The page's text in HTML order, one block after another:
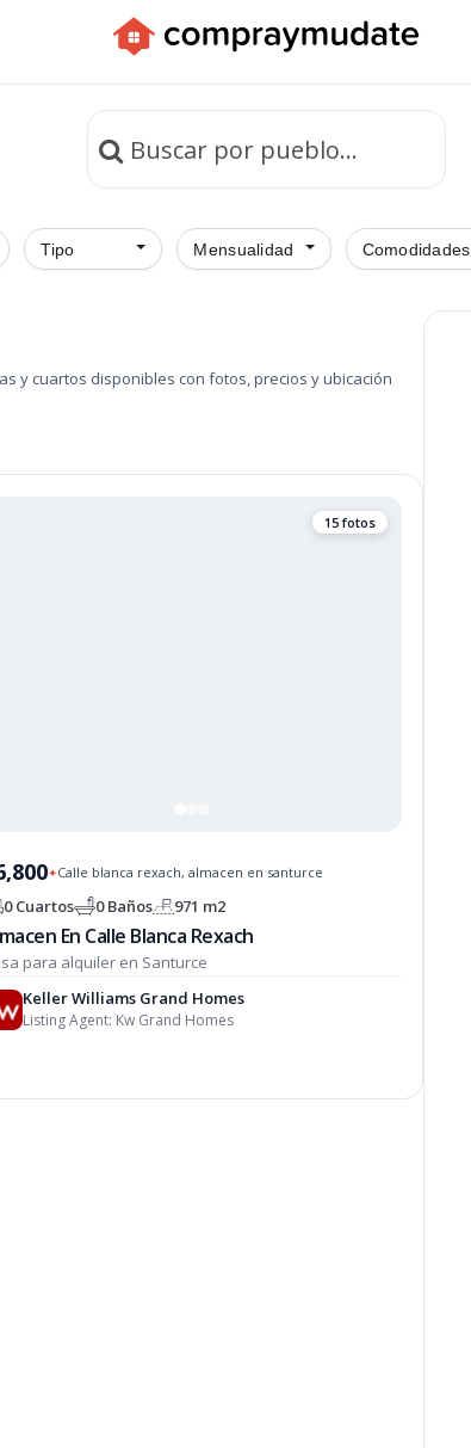
Tipo Mensualidad Comodidades
y cuartos disponibles con fotos, precios y ubicación
en Santurce
15 fotos
✦Calle blanca rexach, almacen en santurce
0 Cuartos 0 Baños 971 m2
En Calle Blanca Rexach
para alquiler en Santurce
Keller Williams Grand Homes
Listing Agent: Kw Grand Homes